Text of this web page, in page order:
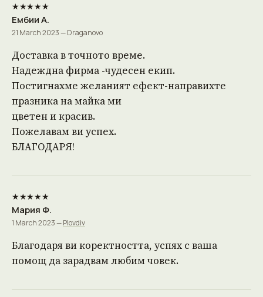
★★★★★
Ембии А.
21 March 2023 — Draganovo
Доставка в точното време.
Надеждна фирма -чудесен екип.
Постигнахме желаният ефект-направихте
празника на майка ми
цветен и красив.
Пожелавам ви успех.
БЛАГОДАРЯ!
★★★★★
Мария Ф.
1 March 2023 —Plovdiv
Благодаря ви коректността, успях с ваша
помощ да зарадвам любим човек.